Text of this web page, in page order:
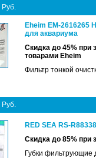
Руб.
Eheim EM-2616265
для аквариума
Скидка до 45% при
товарами Eheim
Фильтр тонкой
Руб.
RED SEA RS-
Скидка до 85% при
Губки фильтрующие